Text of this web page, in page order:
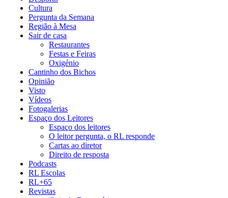
Cultura
Pergunta da Semana
Região à Mesa
Sair de casa
Restaurantes
Festas e Feiras
Oxigénio
Cantinho dos Bichos
Opinião
Visto
Vídeos
Fotogalerias
Espaço dos Leitores
Espaço dos leitores
O leitor pergunta, o RL responde
Cartas ao diretor
Direito de resposta
Podcasts
RL Escolas
RL+65
Revistas